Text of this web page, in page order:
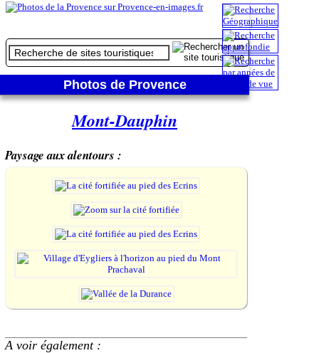
Photos de Provence
Mont-Dauphin
Paysage aux alentours :
A voir également :